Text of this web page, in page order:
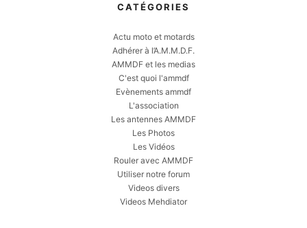
CATÉGORIES
Actu moto et motards
Adhérer à l’A.M.M.D.F.
AMMDF et les medias
C'est quoi l'ammdf
Evènements ammdf
L'association
Les antennes AMMDF
Les Photos
Les Vidéos
Rouler avec AMMDF
Utiliser notre forum
Videos divers
Videos Mehdiator